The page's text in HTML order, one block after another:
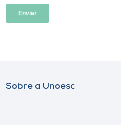
Sobre a Unoesc